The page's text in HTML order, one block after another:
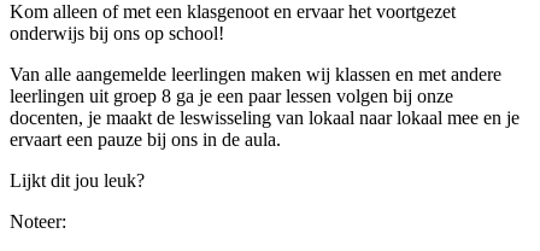
Kom alleen of met een klasgenoot en ervaar het voortgezet
onderwijs bij ons op school!
Van alle aangemelde leerlingen maken wij klassen en met andere
leerlingen uit groep 8 ga je een paar lessen volgen bij onze
docenten, je maakt de leswisseling van lokaal naar lokaal mee en je
ervaart een pauze bij ons in de aula.
Lijkt dit jou leuk?
Noteer: